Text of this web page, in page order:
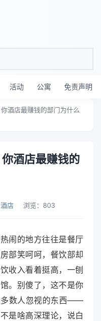
活动 公寓 免责声明
酒店最赚钱的部门为什么
酒店最赚钱的
酒店 浏览： 803
闹的地方往往是餐厅
部笑呵呵，餐饮部却
收入看着挺高，一刨
。别傻了，这不是你
多数人忽视的东西——
是啥高深理论，说白